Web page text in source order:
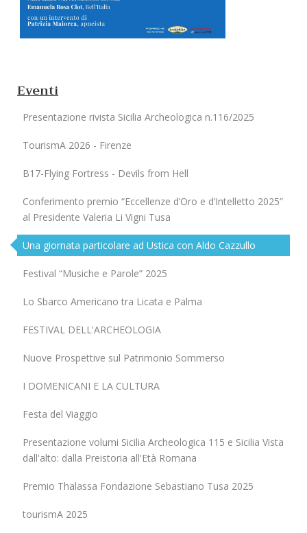
Eventi
Presentazione rivista Sicilia Archeologica n.116/2025
TourismA 2026 - Firenze
B17-Flying Fortress - Devils from Hell
Conferimento premio “Eccellenze d’Oro e d’Intelletto 2025”
al Presidente Valeria Li Vigni Tusa
Una giornata particolare ad Ustica con Aldo Cazzullo
Festival “Musiche e Parole” 2025
Lo Sbarco Americano tra Licata e Palma
FESTIVAL DELL'ARCHEOLOGIA
Nuove Prospettive sul Patrimonio Sommerso
I DOMENICANI E LA CULTURA
Festa del Viaggio
Presentazione volumi Sicilia Archeologica 115 e Sicilia Vista
dall'alto: dalla Preistoria all'Età Romana
Premio Thalassa Fondazione Sebastiano Tusa 2025
tourismA 2025